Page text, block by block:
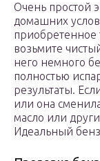
Очень простой
домашних
приобретенное
возьмите
него немного
полностью
результаты.
или она
масло или
Идеальный